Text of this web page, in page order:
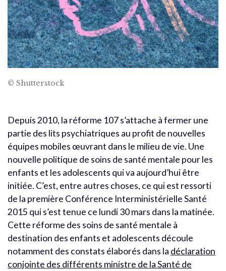
© Shutterstock
Depuis 2010, la réforme 107 s’attache à fermer une
partie des lits psychiatriques au profit de nouvelles
équipes mobiles œuvrant dans le milieu de vie. Une
nouvelle politique de soins de santé mentale pour les
enfants et les adolescents qui va aujourd’hui être
initiée. C’est, entre autres choses, ce qui est ressorti
de la première Conférence Interministérielle Santé
2015 qui s’est tenue ce lundi 30 mars dans la matinée.
Cette réforme des soins de santé mentale à
destination des enfants et adolescents découle
notamment des constats élaborés dans la déclaration
conjointe des différents ministre de la Santé de